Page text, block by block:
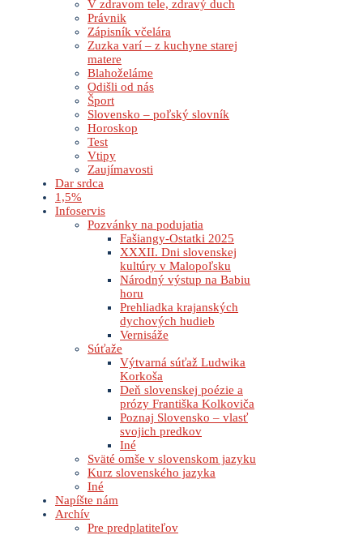
V zdravom tele, zdravý duch
Právnik
Zápisník včelára
Zuzka varí – z kuchyne starej
matere
Blahoželáme
Odišli od nás
Šport
Slovensko – poľský slovník
Horoskop
Test
Vtipy
Zaujímavosti
Dar srdca
1,5%
Infoservis
Pozvánky na podujatia
Fašiangy-Ostatki 2025
XXXII. Dni slovenskej
kultúry v Malopoľsku
Národný výstup na Babiu
horu
Prehliadka krajanských
dychových hudieb
Vernisáže
Súťaže
Výtvarná súťaž Ludwika
Korkoša
Deň slovenskej poézie a
prózy Františka Kolkoviča
Poznaj Slovensko – vlasť
svojich predkov
Iné
Sväté omše v slovenskom jazyku
Kurz slovenského jazyka
Iné
Napíšte nám
Archív
Pre predplatiteľov